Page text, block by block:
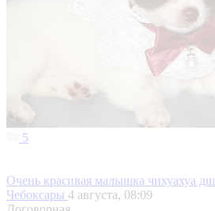
5
Очень красивая малышка чихуахуа дш
Чебоксары 4 августа, 08:09